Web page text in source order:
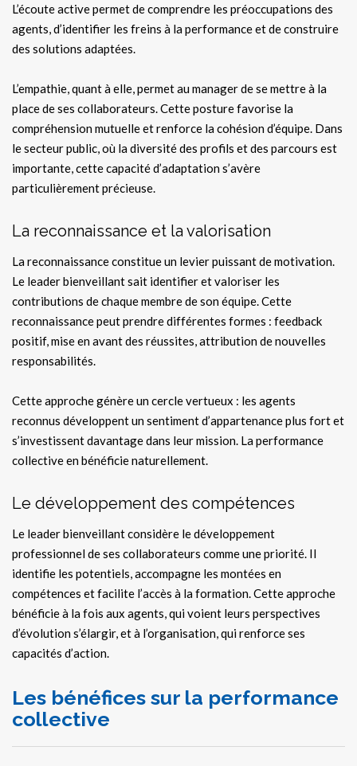
L’écoute active permet de comprendre les préoccupations des
agents, d’identifier les freins à la performance et de construire
des solutions adaptées.
L’empathie, quant à elle, permet au manager de se mettre à la
place de ses collaborateurs. Cette posture favorise la
compréhension mutuelle et renforce la cohésion d’équipe. Dans
le secteur public, où la diversité des profils et des parcours est
importante, cette capacité d’adaptation s’avère
particulièrement précieuse.
La reconnaissance et la valorisation
La reconnaissance constitue un levier puissant de motivation.
Le leader bienveillant sait identifier et valoriser les
contributions de chaque membre de son équipe. Cette
reconnaissance peut prendre différentes formes : feedback
positif, mise en avant des réussites, attribution de nouvelles
responsabilités.
Cette approche génère un cercle vertueux : les agents
reconnus développent un sentiment d’appartenance plus fort et
s’investissent davantage dans leur mission. La performance
collective en bénéficie naturellement.
Le développement des compétences
Le leader bienveillant considère le développement
professionnel de ses collaborateurs comme une priorité. Il
identifie les potentiels, accompagne les montées en
compétences et facilite l’accès à la formation. Cette approche
bénéficie à la fois aux agents, qui voient leurs perspectives
d’évolution s’élargir, et à l’organisation, qui renforce ses
capacités d’action.
Les bénéfices sur la performance
collective